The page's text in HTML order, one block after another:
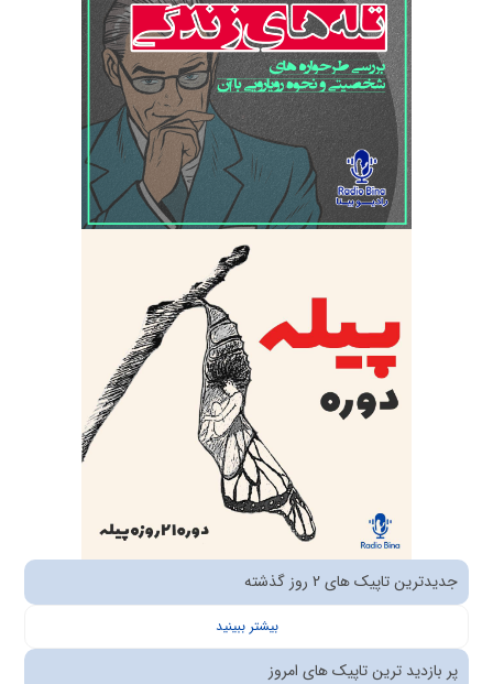
جدیدترین تاپیک های 2 روز گذشته
بیشتر ببینید
پر بازدید ترین تاپیک های امروز